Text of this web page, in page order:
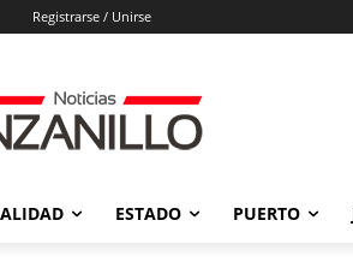
Registrarse / Unirse
ESTADO PUERTO